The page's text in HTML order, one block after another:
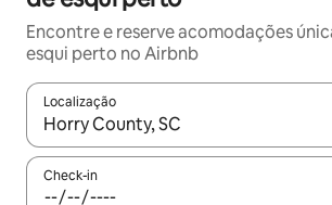
Encontre e reserve acomodações
esqui perto no Airbnb
Localização
Quando os resultados estiverem
Check-in